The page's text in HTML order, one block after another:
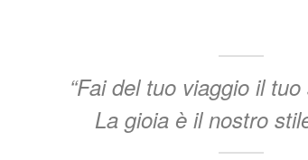
“Fai del tuo viaggio il
La gioia è il nostro